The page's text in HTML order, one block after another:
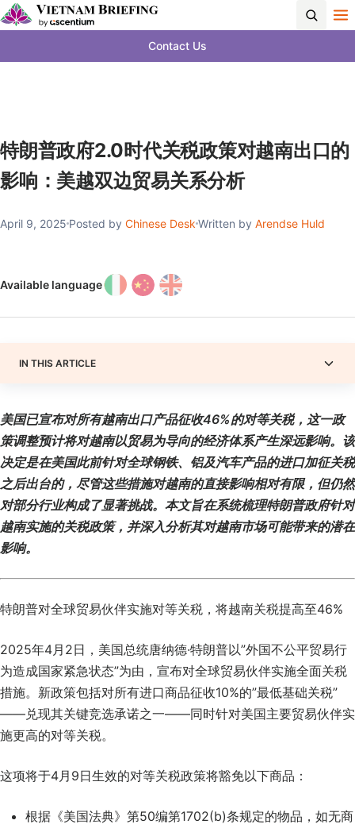
Contact Us
特朗普政府2.0时代关税政策对越南出口的
影响：美越双边贸易关系分析
April 9, 2025 Posted by Chinese Desk Written by Arendse Huld
Available language
IN THIS ARTICLE
美国已宣布对所有越南出口产品征收46%的对等关税，这一政
策调整预计将对越南以贸易为导向的经济体系产生深远影响。该
决定是在美国此前针对全球钢铁、铝及汽车产品的进口加征关税
之后出台的，尽管这些措施对越南的直接影响相对有限，但仍然
对部分行业构成了显著挑战。本文旨在系统梳理特朗普政府针对
越南实施的关税政策，并深入分析其对越南市场可能带来的潜在
影响。
特朗普对全球贸易伙伴实施对等关税，将越南关税提高至46%
2025年4月2日，美国总统唐纳德·特朗普以”外国不公平贸易行
为造成国家紧急状态”为由，宣布对全球贸易伙伴实施全面关税
措施。新政策包括对所有进口商品征收10%的”最低基础关税”
——兑现其关键竞选承诺之一——同时针对美国主要贸易伙伴实
施更高的对等关税。
这项将于4月9日生效的对等关税政策将豁免以下商品：
根据《美国法典》第50编第1702(b)条规定的物品，如无商